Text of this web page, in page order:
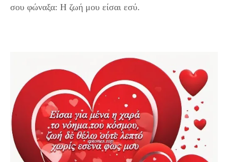
σου φώναξα: Η ζωή μου είσαι εσύ.